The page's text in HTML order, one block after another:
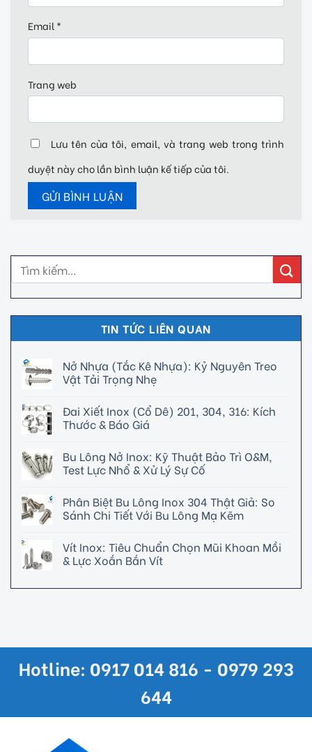
Email*
Trang web
Lưu tên của tôi, email, và trang web trong trình
duyệt này cho lần bình luận kế tiếp của tôi.
TIN TỨC LIÊN QUAN
Nở Nhựa (Tắc Kê Nhựa): Kỷ Nguyên Treo
Vật Tải Trọng Nhẹ
Đai Xiết Inox (Cổ Dê) 201, 304, 316: Kích
Thước & Báo Giá
Bu Lông Nở Inox: Kỹ Thuật Bảo Trì O&M,
Test Lực Nhổ & Xử Lý Sự Cố
Phân Biệt Bu Lông Inox 304 Thật Giả: So
Sánh Chi Tiết Với Bu Lông Mạ Kẽm
Vít Inox: Tiêu Chuẩn Chọn Mũi Khoan Mồi
& Lực Xoắn Bắn Vít
Hotline: 0917 014 816 - 0979 293
644